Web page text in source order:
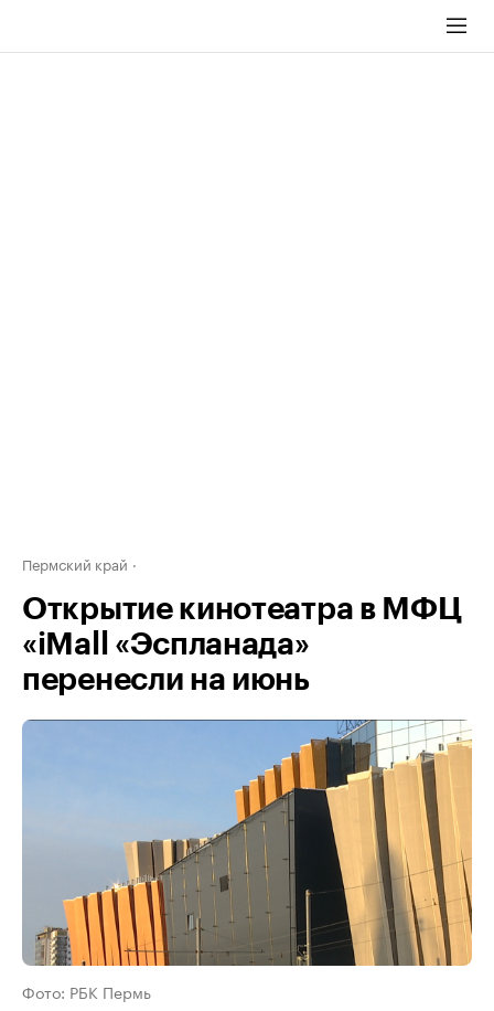
Пермский край
Открытие кинотеатра в МФЦ
«iMall «Эспланада»
перенесли на июнь
Фото: РБК Пермь